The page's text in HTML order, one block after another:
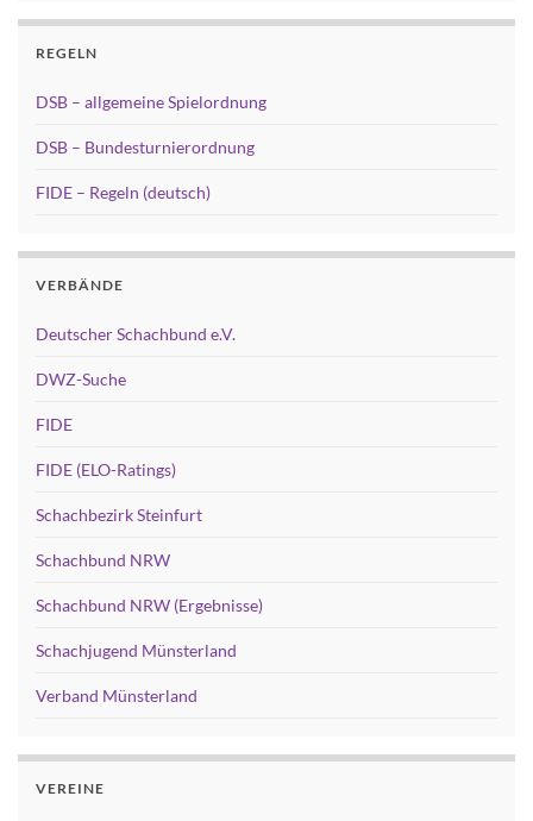
REGELN
DSB – allgemeine Spielordnung
DSB – Bundesturnierordnung
FIDE – Regeln (deutsch)
VERBÄNDE
Deutscher Schachbund e.V.
DWZ-Suche
FIDE
FIDE (ELO-Ratings)
Schachbezirk Steinfurt
Schachbund NRW
Schachbund NRW (Ergebnisse)
Schachjugend Münsterland
Verband Münsterland
VEREINE